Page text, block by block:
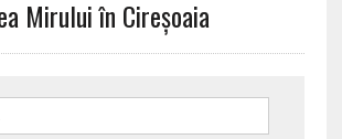
Mirului în Cireșoaia